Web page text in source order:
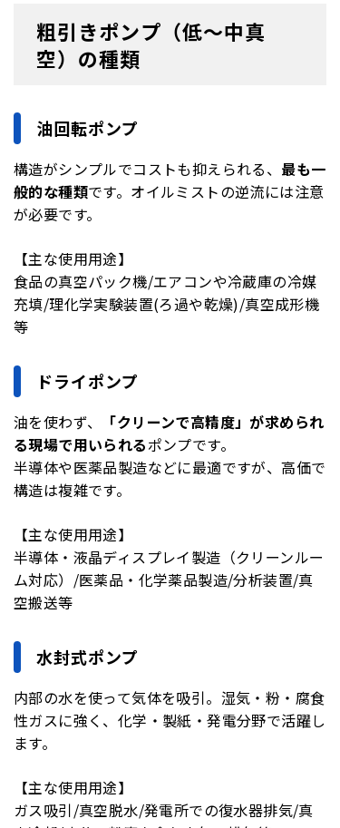
粗引きポンプ（低〜中真
空）の種類
油回転ポンプ
構造がシンプルでコストも抑えられる、 最も一
般的な種類です。オイルミストの逆流には注意
が必要です。
【主な使用用途】
食品の真空パック機/エアコンや冷蔵庫の冷媒
充填/理化学実験装置(ろ過や乾燥)/真空成形機
等
ドライポンプ
油を使わず、
「クリーンで高精度」が求められ
る現場で用いられるポンプです。
半導体や医薬品製造などに最適ですが、高価で
構造は複雑です。
【主な使用用途】
半導体・液晶ディスプレイ製造（クリーンルー
ム対応）/医薬品・化学薬品製造/分析装置/真
空搬送等
水封式ポンプ
内部の水を使って気体を吸引。湿気・粉・腐食
性ガスに強く、化学・製紙・発電分野で活躍し
ます。
【主な使用用途】
ガス吸引/真空脱水/発電所での復水器排気/真